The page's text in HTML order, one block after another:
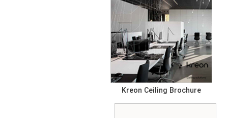
Kreon Ceiling Brochure